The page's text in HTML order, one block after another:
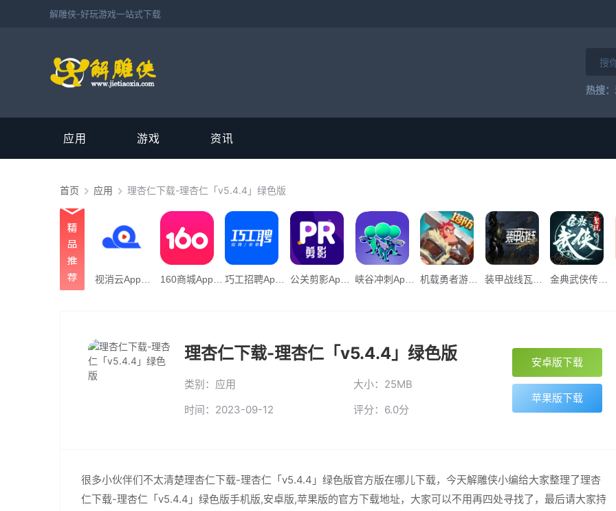
解雕侠-好玩游戏一站式下载
热搜：
应用 游戏 资讯
首页 应用 理杏仁下载-理杏仁「v5.4.4」绿色版
160商城App下载_「160商城”22.09M下载 公关剪影App下载_“公关剪影”134.34M下载 机载勇者游戏官方版下载安装App下载_机载勇者游戏官方版下载安装v0.1下载
理杏仁下载-理杏仁「v5.4.4」绿色版
类别：应用
大小：25MB
时间：2023-09-12
评分：6.0分
安卓版下载
苹果版下载
很多小伙伴们不太清楚理杏仁下载-理杏仁「v5.4.4」绿色版官方版在哪儿下载，今天解雕侠小编给大家整理了理杏
仁下载-理杏仁「v5.4.4」绿色版手机版,安卓版,苹果版的官方下载地址，大家可以不用再四处寻找了，最后请大家持